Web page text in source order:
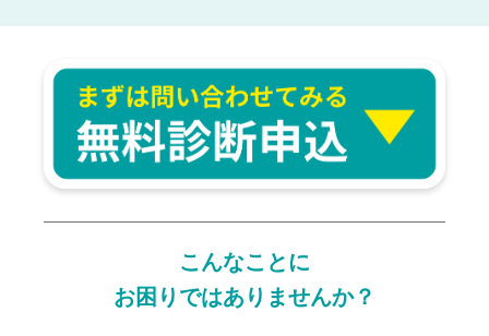
こんなことに
お困りではありませんか？